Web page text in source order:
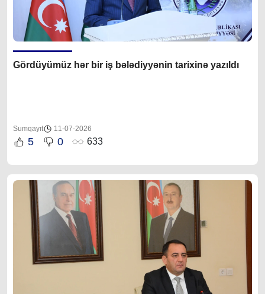
Gördüyümüz hər bir iş bələdiyyənin tarixinə yazıldı
Sumqayıt 11-07-2026
5 0 633